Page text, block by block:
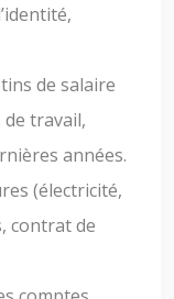
de salaire
travail,
années.
(électricité,
contrat de